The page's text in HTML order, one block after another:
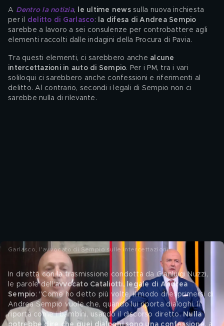
A Dentro la notizia, le ultime news sulla nuova inchiesta
per il delitto di Garlasco:
la difesa di Andrea Sempio
sarebbe a lavoro a sei consulenze per controbattere agli
elementi raccolti dalle indagini della Procura di Pavia.
Tra questi elementi, ci sarebbero anche alcune
intercettazioni in auto di Sempio. Per i PM, tra i vari
soliloqui ci sarebbero anche confessioni e riferimenti al
delitto. Al contrario, secondi i legali di Sempio non ci
sarebbe nulla di rilevante.
Garlasco, l'avvocato di Sempio sulle intercettazioni
In diretta con la trasmissione condotta da Gianluigi Nuzzi,
le parole dell'avvocato Cataliotti, legale di Andrea
Sempio: "Come ho detto più volte, il modo di esprimersi di
Andrea Sempio vuole che, quando lui riporta dialoghi, li
riporta come i bambini, usando il discorso diretto. Nulla
potrebbe dire che quei dialoghi sono una confessione, a